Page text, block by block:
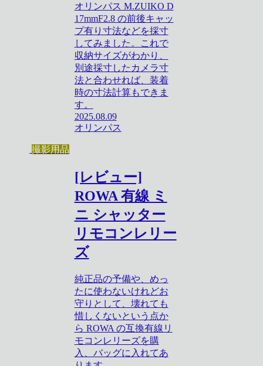
オリンパス M.ZUIKO D
17mmF2.8 の前後キャッ
プ有り寸法などを採寸
してみました。これで
収納サイズがわかり、
別途採寸したカメラ寸
法と合わせれば、装着
時の寸法計算もできま
す。
2025.08.09
オリンパス
撮影用品
[レビュー]
ROWA 有線 ミ
ニ シャッター
リモコンレリー
ズ
純正品の予備や、めっ
たに使わないけれどお
守りとして、壊れても
惜しくないという点か
ら ROWA の互換有線リ
モコンレリーズを購
入、バッグに入れてあ